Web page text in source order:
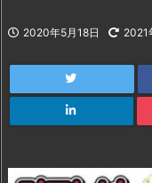
2020年5月18日 2021